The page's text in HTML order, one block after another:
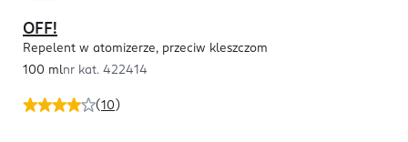
(10 )
OFF!
Repelent w atomizerze, przeciw kleszczom
100 mlnr kat. 422414